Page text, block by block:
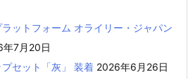
ラットフォーム オライリー・ジャパン
年7月20日
セット「灰」 装着 2026年6月26日